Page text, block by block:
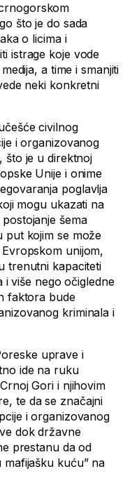
što je do sada
o licima i
istrage koje vode
a time i smanjiti
neki konkretni
civilnog
i organizovanog
što je u direktnoj
Unije i onime
poglavlja
mogu ukazati na
šema
put kojim se može
unijom,
trenutni kapaciteti
više nego očigledne
faktora bude
kriminala i
uprave i
ide na ruku
Gori i njihovim
te da se značajni
i organizovanog
dok državne
prestanu da od
mafijašku kuću” na